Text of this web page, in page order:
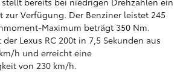
zur Verfügung. Der Benziner leistet 245
Maximum beträgt 350 Nm.
Lexus RC 200t in 7,5 Sekunden aus
h und erreicht eine
von 230 km/h.